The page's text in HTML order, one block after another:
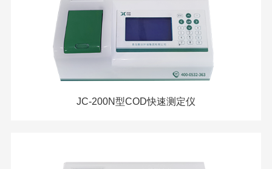
JC-200N型COD快速测定仪